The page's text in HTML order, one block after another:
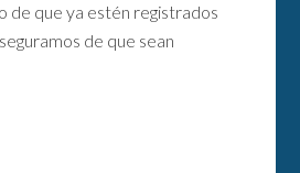
de que ya estén registrados
de que sean